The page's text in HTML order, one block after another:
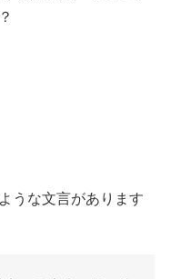
うな文言があります